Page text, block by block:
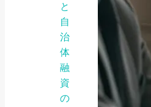
と
自
治
体
融
資
の